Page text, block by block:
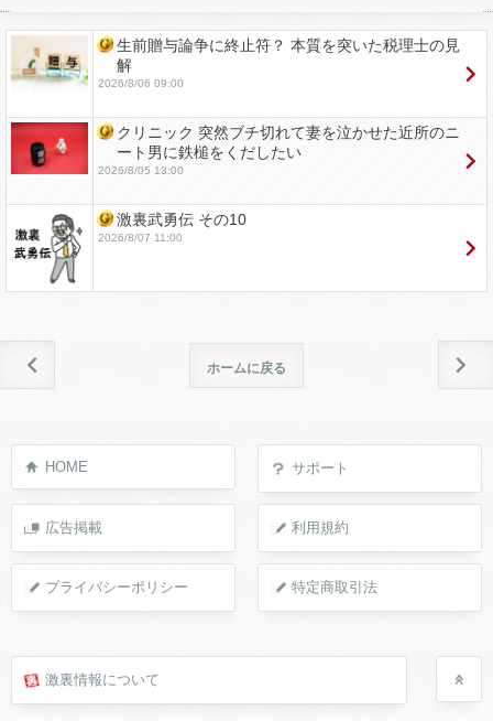
生前贈与論争に終止符？ 本質を突いた税理士の見
解
2026/8/06 09:00
クリニック 突然ブチ切れて妻を泣かせた近所のニ
ート男に鉄槌をくだしたい
2026/8/05 13:00
激裏武勇伝 その10
2026/8/07 11:00
ホームに戻る
HOME サポート
広告掲載 利用規約
プライバシーポリシー 特定商取引法
激裏情報について